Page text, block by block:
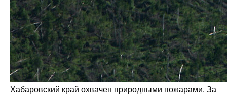
Хабаровский край охвачен природными пожарами. За